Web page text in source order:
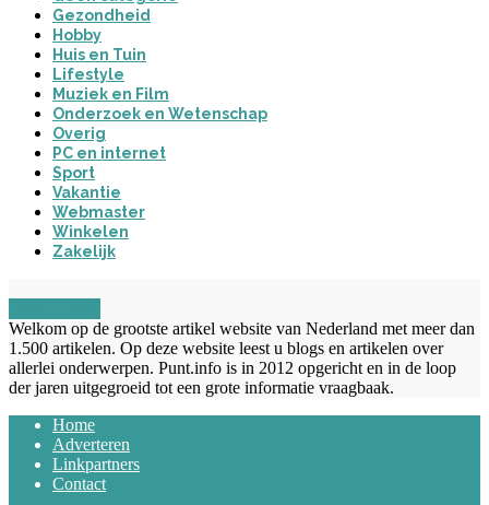
Gezondheid
Hobby
Huis en Tuin
Lifestyle
Muziek en Film
Onderzoek en Wetenschap
Overig
PC en internet
Sport
Vakantie
Webmaster
Winkelen
Zakelijk
Welkom op de grootste artikel website van Nederland met meer dan
1.500 artikelen. Op deze website leest u blogs en artikelen over
allerlei onderwerpen. Punt.info is in 2012 opgericht en in de loop
der jaren uitgegroeid tot een grote informatie vraagbaak.
Home
Adverteren
Linkpartners
Contact